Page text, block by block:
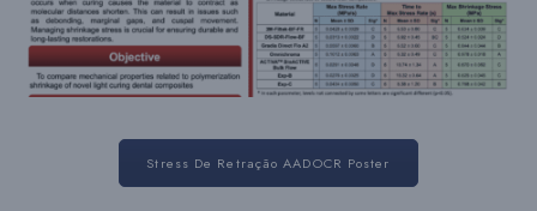
Stress De Retração AADOCR Poster